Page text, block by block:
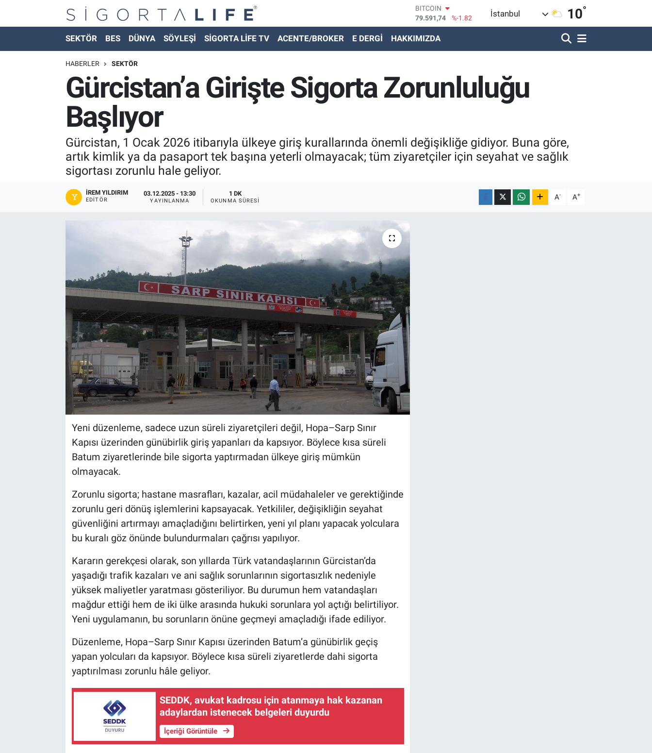
DOLAR
45,43620
%0.02
53,38690
STERLİN
6862,09000
%0.19
14.598,00
İstanbul 10°
SEKTÖR BES DÜNYA SÖYLEŞİ SİGORTA LİFE TV ACENTE/BROKER E DERGİ HAKKIMIZDA
HABERLER SEKTÖR
Gürcistan’a Girişte Sigorta Zorunluluğu
Başlıyor
Gürcistan, 1 Ocak 2026 itibarıyla ülkeye giriş kurallarında önemli değişikliğe gidiyor. Buna göre,
artık kimlik ya da pasaport tek başına yeterli olmayacak; tüm ziyaretçiler için seyahat ve sağlık
sigortası zorunlu hale geliyor.
İREM YILDIRIM
EDITÖR
03.12.2025 - 13:30
YAYINLANMA
1 DK
OKUNMA SÜRESI A- A+
Yeni düzenleme, sadece uzun süreli ziyaretçileri değil, Hopa–Sarp Sınır
Kapısı üzerinden günübirlik giriş yapanları da kapsıyor. Böylece kısa süreli
Batum ziyaretlerinde bile sigorta yaptırmadan ülkeye giriş mümkün
olmayacak.
Zorunlu sigorta; hastane masrafları, kazalar, acil müdahaleler ve gerektiğinde
zorunlu geri dönüş işlemlerini kapsayacak. Yetkililer, değişikliğin seyahat
güvenliğini artırmayı amaçladığını belirtirken, yeni yıl planı yapacak yolculara
bu kuralı göz önünde bulundurmaları çağrısı yapılıyor.
Kararın gerekçesi olarak, son yıllarda Türk vatandaşlarının Gürcistan’da
yaşadığı trafik kazaları ve ani sağlık sorunlarının sigortasızlık nedeniyle
yüksek maliyetler yaratması gösteriliyor. Bu durumun hem vatandaşları
mağdur ettiği hem de iki ülke arasında hukuki sorunlara yol açtığı belirtiliyor.
Yeni uygulamanın, bu sorunların önüne geçmeyi amaçladığı ifade ediliyor.
Düzenleme, Hopa–Sarp Sınır Kapısı üzerinden Batum’a günübirlik geçiş
yapan yolcuları da kapsıyor. Böylece kısa süreli ziyaretlerde dahi sigorta
yaptırılması zorunlu hâle geliyor.
SEDDK, avukat kadrosu için atanmaya hak kazanan
adaylardan istenecek belgeleri duyurdu
İçeriği Görüntüle
Nöbetçi Eczaneler
Hava Durumu
Namaz Vakitleri
Trafik Durumu
Süper Lig Puan Durumu ve Fikstür
Tüm Manşetler